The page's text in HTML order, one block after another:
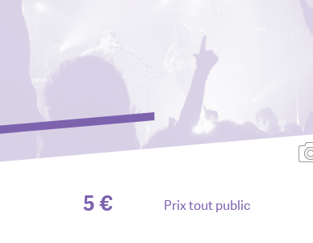
5 € Prix tout public